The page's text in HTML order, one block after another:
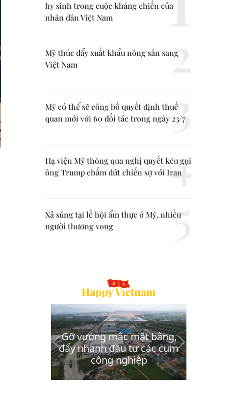
hy sinh trong cuộc kháng chiến của
nhân dân Việt Nam
Mỹ thúc đẩy xuất khẩu nông sản sang
Việt Nam
Mỹ có thể sẽ công bố quyết định thuế
quan mới với 60 đối tác trong ngày 23/7
Hạ viện Mỹ thông qua nghị quyết kêu gọi
ông Trump chấm dứt chiến sự với Iran
Xả súng tại lễ hội ẩm thực ở Mỹ, nhiều
người thương vong